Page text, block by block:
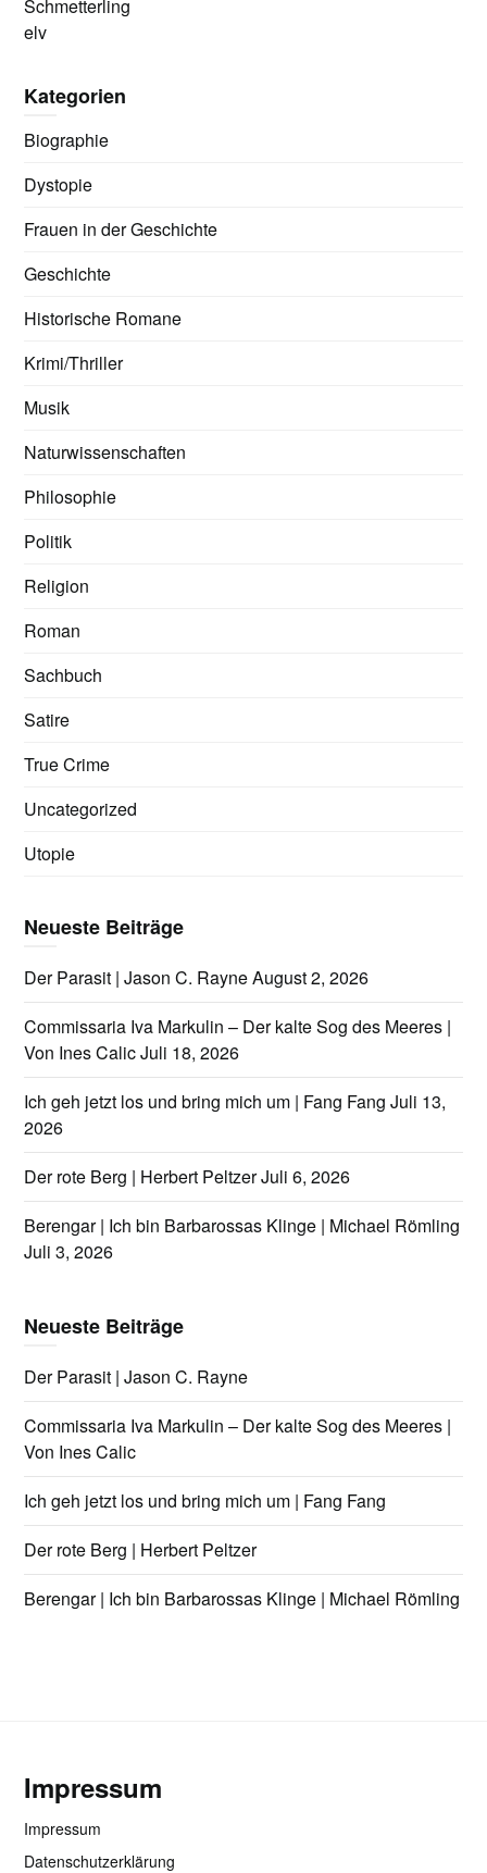
Schmetterling
elv
Kategorien
Biographie
Dystopie
Frauen in der Geschichte
Geschichte
Historische Romane
Krimi/Thriller
Musik
Naturwissenschaften
Philosophie
Politik
Religion
Roman
Sachbuch
Satire
True Crime
Uncategorized
Utopie
Neueste Beiträge
Der Parasit | Jason C. RayneAugust 2, 2026
Commissaria Iva Markulin – Der kalte Sog des Meeres |
Von Ines CalicJuli 18, 2026
Ich geh jetzt los und bring mich um | Fang Fang Juli 13,
2026
Der rote Berg | Herbert PeltzerJuli 6, 2026
Berengar | Ich bin Barbarossas Klinge | Michael Römling
Juli 3, 2026
Neueste Beiträge
Der Parasit | Jason C. Rayne
Commissaria Iva Markulin – Der kalte Sog des Meeres |
Von Ines Calic
Ich geh jetzt los und bring mich um | Fang Fang
Der rote Berg | Herbert Peltzer
Berengar | Ich bin Barbarossas Klinge | Michael Römling
Impressum
Impressum
Datenschutzerklärung